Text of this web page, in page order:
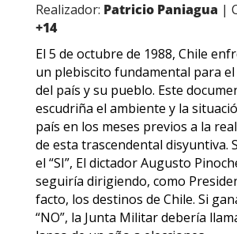
Realizador: Patricio Paniagua |
+14
El 5 de octubre de 1988, Chile
un plebiscito fundamental para
del país y su pueblo. Este
escudriña el ambiente y la
país en los meses previos a la
de esta trascendental disyuntiva.
el “SI”, El dictador Augusto
seguiría dirigiendo, como
facto, los destinos de Chile. Si
“NO”, la Junta Militar debería